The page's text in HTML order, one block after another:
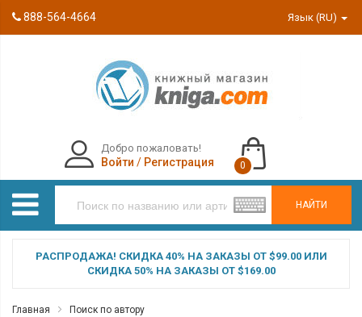
888-564-4664 Язык (RU)
НАЙТИ
Добро пожаловать!
Войти / Регистрация 0
РАСПРОДАЖА! СКИДКА 40% НА ЗАКАЗЫ ОТ $99.00 ИЛИ
СКИДКА 50% НА ЗАКАЗЫ ОТ $169.00
Главная Поиск по автору